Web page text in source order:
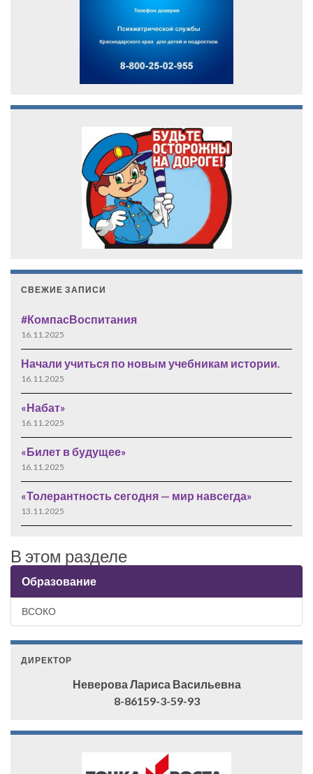
СВЕЖИЕ ЗАПИСИ
#КомпасВоспитания
16.11.2025
Начали учиться по новым учебникам истории.
16.11.2025
«Набат»
16.11.2025
«Билет в будущее»
16.11.2025
«Толерантность сегодня — мир навсегда»
13.11.2025
В этом разделе
Образование
ВСОКО
ДИРЕКТОР
Неверова Лариса Васильевна
8-86159-3-59-93